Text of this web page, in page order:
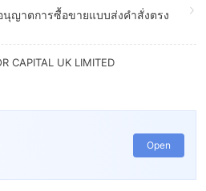
ญาตการซื้อขายแบบส่งคำสั่งตรง
CAPITAL UK LIMITED
Open